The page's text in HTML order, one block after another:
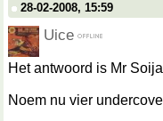
28-02-2008, 15:59
Uice
Het antwoord is Mr
Noem nu vier